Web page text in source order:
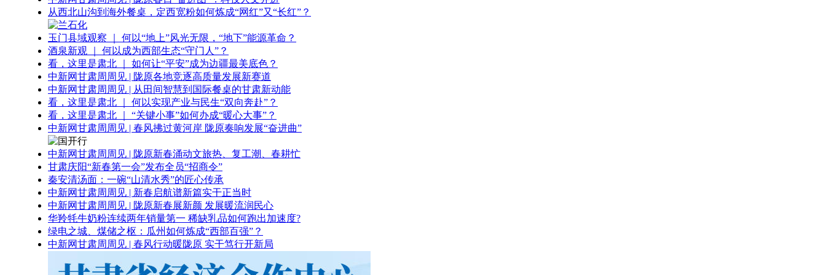
从西北山沟到海外餐桌，定西宽粉如何炼成“网红”又“长红”？
玉门县域观察 ｜ 何以“地上”风光无限，“地下”能源革命？
酒泉新观 ｜ 何以成为西部生态“守门人”？
看，这里是肃北 ｜ 如何让“平安”成为边疆最美底色？
中新网甘肃周周见 | 陇原各地竞逐高质量发展新赛道
中新网甘肃周周见 | 从田间智慧到国际餐桌的甘肃新动能
看，这里是肃北 ｜ 何以实现产业与民生“双向奔赴”？
看，这里是肃北 ｜ “关键小事”如何办成“暖心大事”？
中新网甘肃周周见 | 春风拂过黄河岸 陇原奏响发展“奋进曲”
中新网甘肃周周见 | 陇原新春涌动文旅热、复工潮、春耕忙
甘肃庆阳“新春第一会”发布全员“招商令”
秦安清汤面：一碗“山清水秀”的匠心传承
中新网甘肃周周见 | 新春启航谱新篇实干正当时
中新网甘肃周周见 | 陇原新春展新颜 发展暖流润民心
华羚牦牛奶粉连续两年销量第一 稀缺乳品如何跑出加速度?
绿电之城、煤储之枢：瓜州如何炼成“西部百强”？
中新网甘肃周周见 | 春风行动暖陇原 实干笃行开新局